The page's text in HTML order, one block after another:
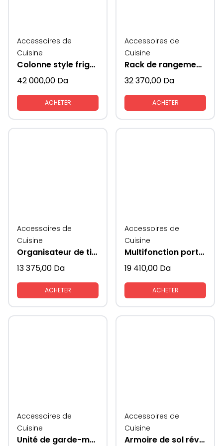
Accessoires de
Cuisine
Colonne style frigo avec coté en verre KAV
42 000,00 Da
ACHETER
Accessoires de
Cuisine
Rack de rangement mural multifonctionnwl supeni
32 370,00 Da
ACHETER
Accessoires de
Cuisine
Organisateur de tiroir à casseroles tout sorti
13 375,00 Da
ACHETER
Accessoires de
Cuisine
Multifonction porte epices et couvets et couverts cotes verres supeni
19 410,00 Da
ACHETER
Accessoires de
Cuisine
Unité de garde-manger
Accessoires de
Cuisine
Armoire de sol réversible porte mange colonne